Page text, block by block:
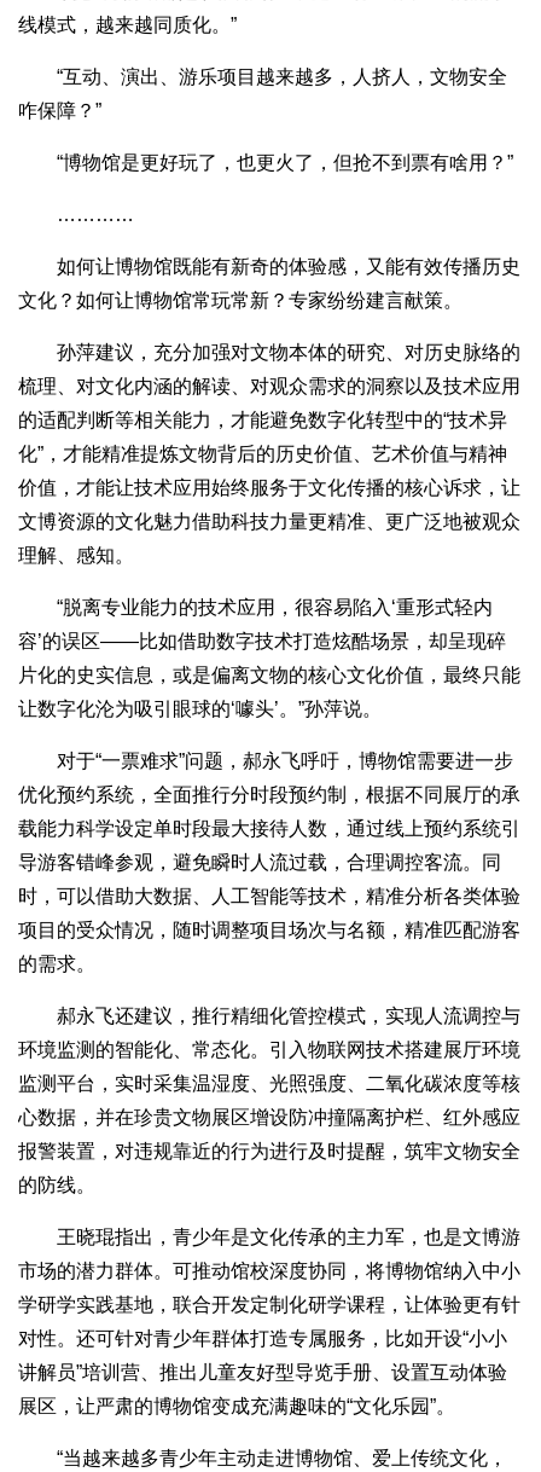
线模式，越来越同质化。”
“互动、演出、游乐项目越来越多，人挤人，文物安全
咋保障？”
“博物馆是更好玩了，也更火了，但抢不到票有啥用？”
…………
如何让博物馆既能有新奇的体验感，又能有效传播历史
文化？如何让博物馆常玩常新？专家纷纷建言献策。
孙萍建议，充分加强对文物本体的研究、对历史脉络的
梳理、对文化内涵的解读、对观众需求的洞察以及技术应用
的适配判断等相关能力，才能避免数字化转型中的“技术异
化”，才能精准提炼文物背后的历史价值、艺术价值与精神
价值，才能让技术应用始终服务于文化传播的核心诉求，让
文博资源的文化魅力借助科技力量更精准、更广泛地被观众
理解、感知。
“脱离专业能力的技术应用，很容易陷入‘重形式轻内
容’的误区——比如借助数字技术打造炫酷场景，却呈现碎
片化的史实信息，或是偏离文物的核心文化价值，最终只能
让数字化沦为吸引眼球的‘噱头’。”孙萍说。
对于“一票难求”问题，郝永飞呼吁，博物馆需要进一步
优化预约系统，全面推行分时段预约制，根据不同展厅的承
载能力科学设定单时段最大接待人数，通过线上预约系统引
导游客错峰参观，避免瞬时人流过载，合理调控客流。同
时，可以借助大数据、人工智能等技术，精准分析各类体验
项目的受众情况，随时调整项目场次与名额，精准匹配游客
的需求。
郝永飞还建议，推行精细化管控模式，实现人流调控与
环境监测的智能化、常态化。引入物联网技术搭建展厅环境
监测平台，实时采集温湿度、光照强度、二氧化碳浓度等核
心数据，并在珍贵文物展区增设防冲撞隔离护栏、红外感应
报警装置，对违规靠近的行为进行及时提醒，筑牢文物安全
的防线。
王晓琨指出，青少年是文化传承的主力军，也是文博游
市场的潜力群体。可推动馆校深度协同，将博物馆纳入中小
学研学实践基地，联合开发定制化研学课程，让体验更有针
对性。还可针对青少年群体打造专属服务，比如开设“小小
讲解员”培训营、推出儿童友好型导览手册、设置互动体验
展区，让严肃的博物馆变成充满趣味的“文化乐园”。
“当越来越多青少年主动走进博物馆、爱上传统文化，